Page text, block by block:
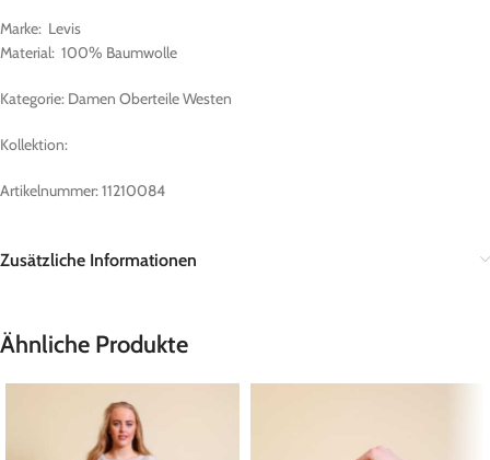
Marke: Levis
Material: 100% Baumwolle
Kategorie: Damen Oberteile Westen
Kollektion:
Artikelnummer: 11210084
Zusätzliche Informationen
Ähnliche Produkte